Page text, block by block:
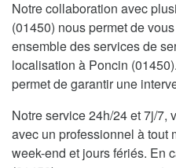
Notre collaboration avec
(01450) nous permet de
ensemble des services de
localisation à Poncin
permet de garantir une
Notre service 24h/24 et 7j/7,
avec un professionnel à tout
week-end et jours fériés. En